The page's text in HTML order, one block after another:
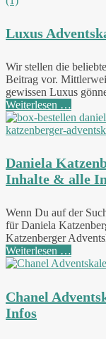
Luxus
Wir stellen die
Beitrag vor.
gewissen Luxus
Weiterlesen …
Daniela
Inhalte & alle
Wenn Du auf der
für Daniela
Katzenberger
Weiterlesen …
Chanel
Infos